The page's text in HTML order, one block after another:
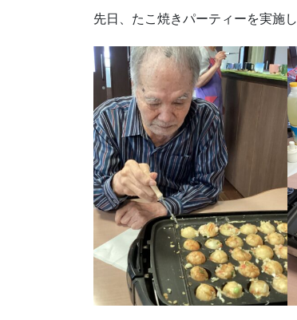
先日、たこ焼きパーティーを実施し